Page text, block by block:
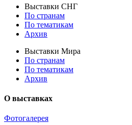
Выставки СНГ
По странам
По тематикам
Архив
Выставки Мира
По странам
По тематикам
Архив
О выставках
Фотогалерея